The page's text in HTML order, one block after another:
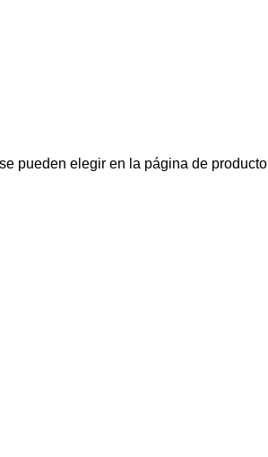
pueden elegir en la página de producto